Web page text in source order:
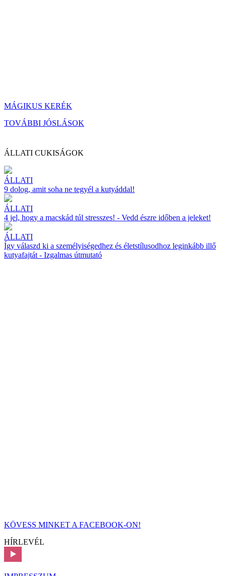
MÁGIKUS KERÉK
TOVÁBBI JÓSLÁSOK
ÁLLATI CUKISÁGOK
ÁLLATI
9 dolog, amit soha ne tegyél a kutyáddal!
ÁLLATI
4 jel, hogy a macskád túl stresszes! - Vedd észre időben a jeleket!
ÁLLATI
Így válaszd ki a személyiségedhez és életstílusodhoz leginkább illő
kutyafajtát - Izgalmas útmutató
KÖVESS MINKET A FACEBOOK-ON!
HÍRLEVÉL